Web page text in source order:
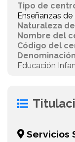
Tipo de
Enseñanzas
Naturaleza
Nombre del
Código del
Educación
Servicios